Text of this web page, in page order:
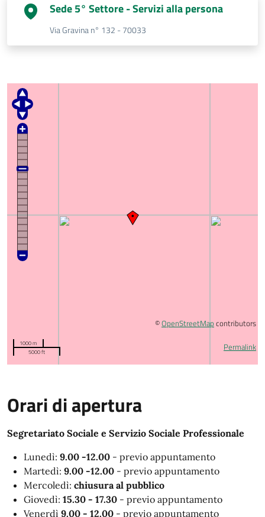
Sede 5° Settore - Servizi alla persona
Via Gravina n° 132 - 70033
1000 m
5000 ft
Permalink
©OpenStreetMap contributors
Orari di apertura
Segretariato Sociale e Servizio Sociale Professionale
Lunedì: 9.00 -12.00 - previo appuntamento
Martedì: 9.00 -12.00 - previo appuntamento
Mercoledì: chiusura al pubblico
Giovedì: 15.30 - 17.30 - previo appuntamento
Venerdì 9.00 - 12.00 - previo appuntamento